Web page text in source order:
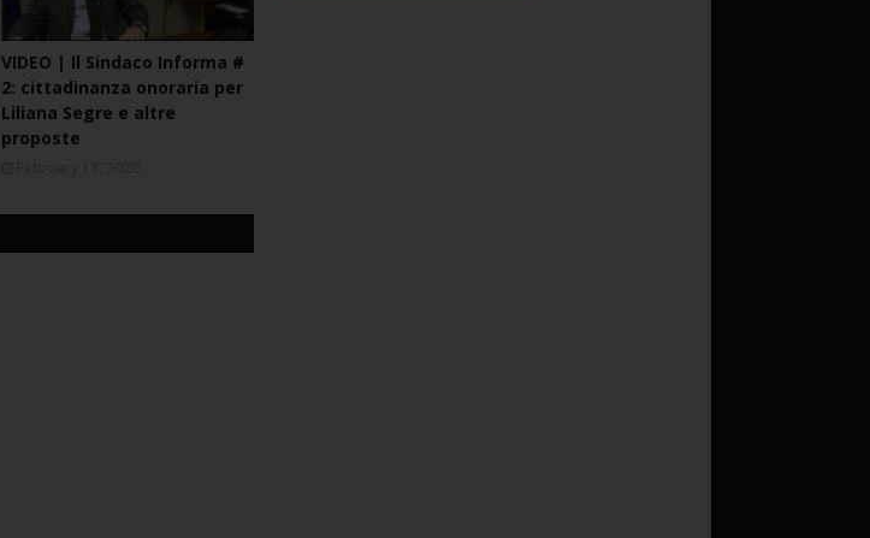
VIDEO | Il Sindaco Informa #
2: cittadinanza onoraria per
Liliana Segre e altre
proposte